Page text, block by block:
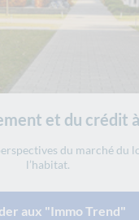
et du crédit
du marché du
l’habitat.
aux "Immo Trend"